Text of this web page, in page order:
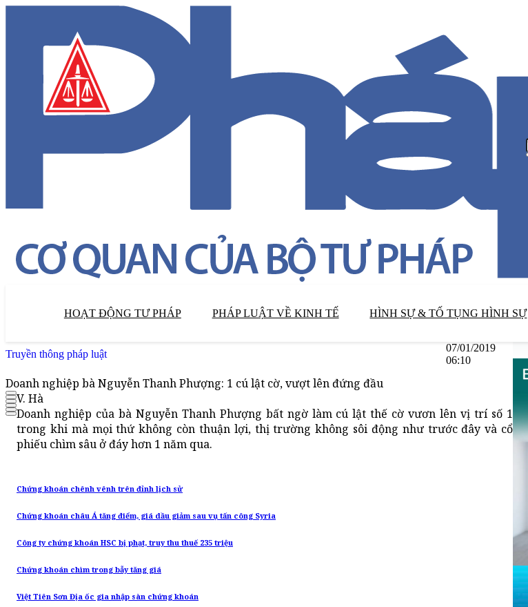
HOẠT ĐỘNG TƯ PHÁP PHÁP LUẬT VỀ KINH TẾ HÌNH SỰ & TỐ TỤNG HÌNH SỰ
Truyền thông pháp luật
07/01/2019
06:10
Doanh nghiệp bà Nguyễn Thanh Phượng: 1 cú lật cờ, vượt lên đứng đầu
V. Hà
Doanh nghiệp của bà Nguyễn Thanh Phượng bất ngờ làm cú lật thế cờ vươn lên vị trí số 1
trong khi mà mọi thứ không còn thuận lợi, thị trường không sôi động như trước đây và cổ
phiếu chìm sâu ở đáy hơn 1 năm qua.
Chứng khoán chênh vênh trên đỉnh lịch sử
Chứng khoán châu Á tăng điểm, giá dầu giảm sau vụ tấn công Syria
Công ty chứng khoán HSC bị phạt, truy thu thuế 235 triệu
Chứng khoán chìm trong bẫy tăng giá
Việt Tiên Sơn Địa ốc gia nhập sàn chứng khoán